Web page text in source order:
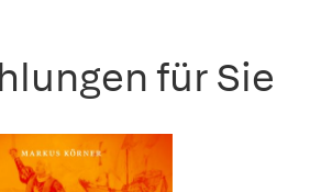
für Sie